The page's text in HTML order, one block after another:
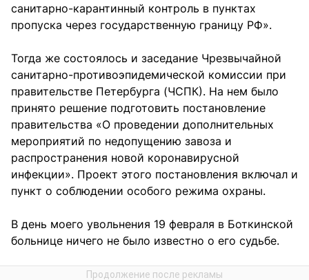
санитарно-карантинный контроль в пунктах
пропуска через государственную границу РФ».
Тогда же состоялось и заседание Чрезвычайной
санитарно-противоэпидемической комиссии при
правительстве Петербурга (ЧСПК). На нем было
принято решение подготовить постановление
правительства «О проведении дополнительных
мероприятий по недопущению завоза и
распространения новой коронавирусной
инфекции». Проект этого постановления включал и
пункт о соблюдении особого режима охраны.
В день моего увольнения 19 февраля в Боткинской
больнице ничего не было известно о его судьбе.